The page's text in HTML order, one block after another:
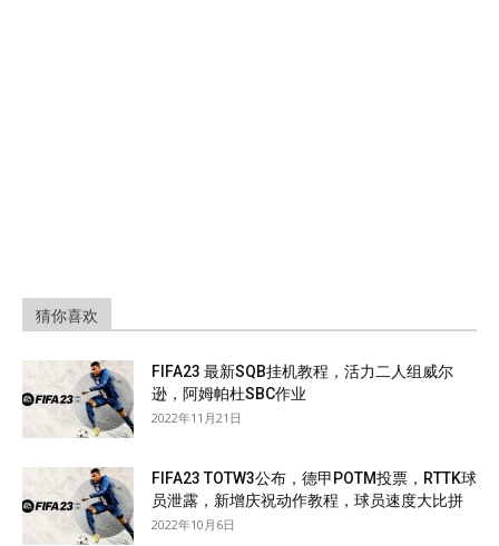
猜你喜欢
FIFA23 最新SQB挂机教程，活力二人组威尔
逊，阿姆帕杜SBC作业
2022年11月21日
FIFA23 TOTW3公布，德甲POTM投票，RTTK球
员泄露，新增庆祝动作教程，球员速度大比拼
2022年10月6日